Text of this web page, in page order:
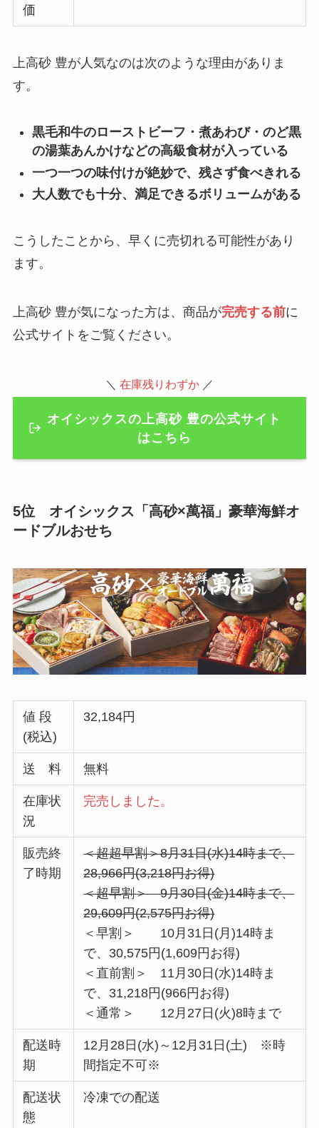
価
上高砂 豊が人気なのは次のような理由がありま
す。
黒毛和牛のローストビーフ・煮あわび・のど黒
の湯葉あんかけなどの高級食材が入っている
一つ一つの味付けが絶妙で、残さず食べきれる
大人数でも十分、満足できるボリュームがある
こうしたことから、早くに売切れる可能性があり
ます。
上高砂 豊が気になった方は、商品が完売する前に
公式サイトをご覧ください。
＼ 在庫残りわずか ／
オイシックスの上高砂 豊の公式サイト
はこちら
5位 オイシックス「高砂×萬福」豪華海鮮オ
ードブルおせち
値 段
(税込)
32,184円
送 料 無料
在庫状
況
完売しました。
販売終
了時期
＜超超早割＞8月31日(水)14時まで、
28,966円(3,218円お得)
＜超早割＞ 9月30日(金)14時まで、
29,609円(2,575円お得)
＜早割＞ 10月31日(月)14時ま
で、30,575円(1,609円お得)
＜直前割＞ 11月30日(水)14時ま
で、31,218円(966円お得)
＜通常＞ 12月27日(火)8時まで
配送時
期
12月28日(水)～12月31日(土) ※時
間指定不可※
配送状
態
冷凍での配送